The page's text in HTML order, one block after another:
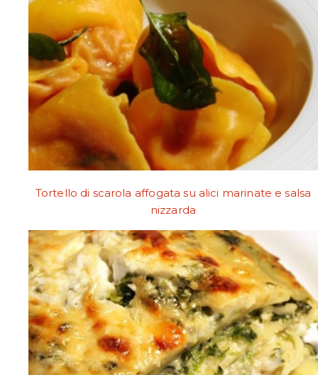
Tortello di scarola affogata su alici marinate e salsa
nizzarda